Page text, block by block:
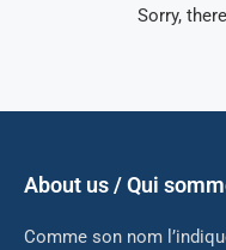
Sorry,
About us / Qui
Comme son nom